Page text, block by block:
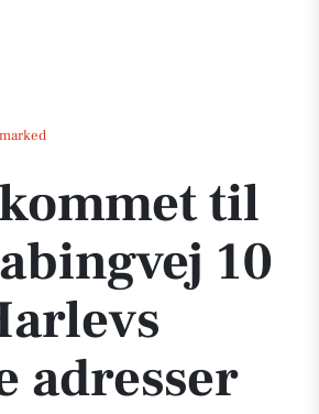
Labingvej 10 en af Harlevs dyreste adresser
til
10
adresser